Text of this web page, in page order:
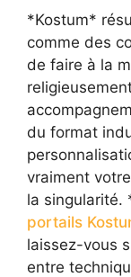
*Kostum*
comme des
de faire à la
du format
vraiment
la singularité.
portails
laissez-vous
entre